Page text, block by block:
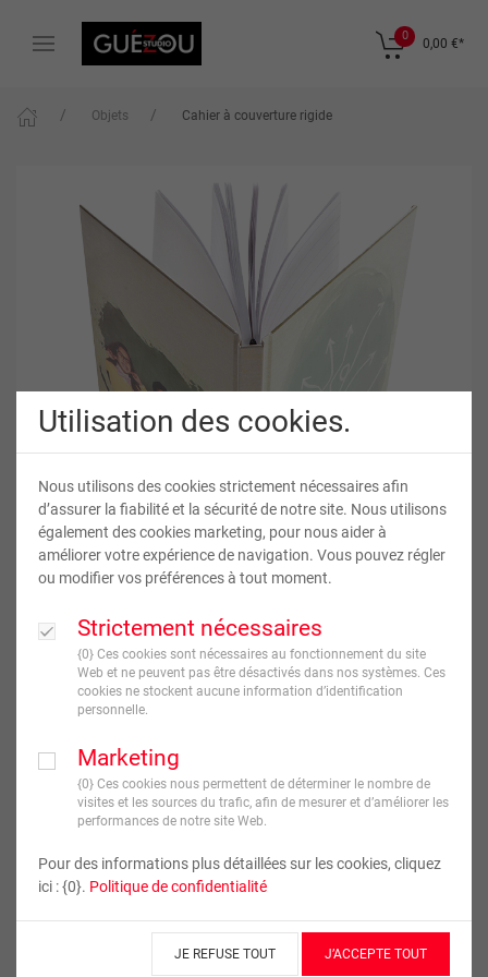
Utilisation des cookies.
Nous utilisons des cookies strictement nécessaires afin
d’assurer la fiabilité et la sécurité de notre site. Nous utilisons
également des cookies marketing, pour nous aider à
améliorer votre expérience de navigation. Vous pouvez régler
ou modifier vos préférences à tout moment.
Strictement nécessaires
{0} Ces cookies sont nécessaires au fonctionnement du site
Web et ne peuvent pas être désactivés dans nos systèmes. Ces
cookies ne stockent aucune information d’identification
personnelle.
Marketing
{0} Ces cookies nous permettent de déterminer le nombre de
visites et les sources du trafic, afin de mesurer et d’améliorer les
performances de notre site Web.
Pour des informations plus détaillées sur les cookies, cliquez
ici : {0}. Politique de confidentialité
JE REFUSE TOUT J’ACCEPTE TOUT
0
0,00 €*
Objets Cahier à couverture rigide
Cahier à couverture rigide
À partir de 15,95€
TVA incluse
Livraison en jour(s) ouvré(s)